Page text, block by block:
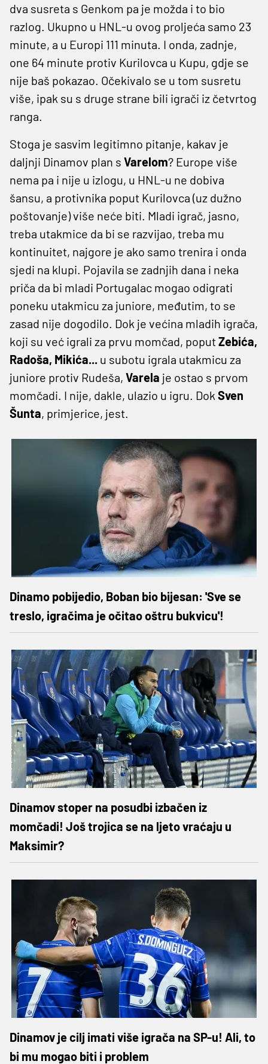
dva susreta s Genkom pa je možda i to bio
razlog. Ukupno u HNL-u ovog proljeća samo 23
minute, a u Europi 111 minuta. I onda, zadnje,
one 64 minute protiv Kurilovca u Kupu, gdje se
nije baš pokazao. Očekivalo se u tom susretu
više, ipak su s druge strane bili igrači iz četvrtog
ranga.
Stoga je sasvim legitimno pitanje, kakav je
daljnji Dinamov plan s Varelom? Europe više
nema pa i nije u izlogu, u HNL-u ne dobiva
šansu, a protivnika poput Kurilovca (uz dužno
poštovanje) više neće biti. Mladi igrač, jasno,
treba utakmice da bi se razvijao, treba mu
kontinuitet, najgore je ako samo trenira i onda
sjedi na klupi. Pojavila se zadnjih dana i neka
priča da bi mladi Portugalac mogao odigrati
poneku utakmicu za juniore, međutim, to se
zasad nije dogodilo. Dok je većina mladih igrača,
koji su već igrali za prvu momčad, poputZebića,
Radoša, Mikića... u subotu igrala utakmicu za
juniore protiv Rudeša, Varela je ostao s prvom
momčadi. I nije, dakle, ulazio u igru. Dok Sven
Šunta, primjerice, jest.
Dinamo pobijedio, Boban bio bijesan: 'Sve se
treslo, igračima je očitao oštru bukvicu'!
Dinamov stoper na posudbi izbačen iz
momčadi! Još trojica se na ljeto vraćaju u
Maksimir?
Dinamov je cilj imati više igrača na SP-u! Ali, to
bi mu mogao biti i problem